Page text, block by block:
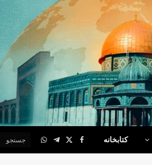
کتابخانه Facebook
X
(Twitter)
Telegram
WhatsApp